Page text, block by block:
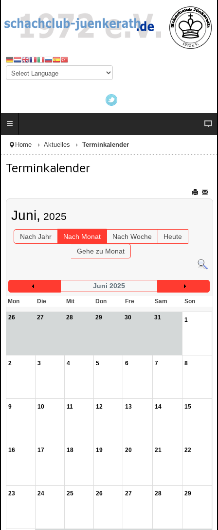
Home Aktuelles Terminkalender
Terminkalender
Juni, 2025
Nach Jahr Nach Monat Nach Woche
Heute
Gehe zu Monat
Juni 2025
Mon Die Mit Don Fre Sam Son
26 27 28 29 30 31 1
2 3 4 5 6 7 8
9 10 11 12 13 14 15
16 17 18 19 20 21 22
23 24 25 26 27 28 29